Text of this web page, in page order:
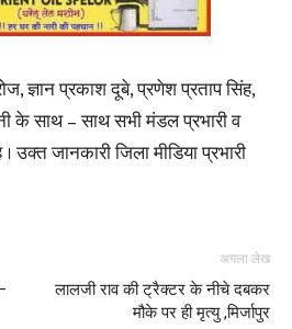
ज्ञान प्रकाश दूबे, प्रणेश प्रताप सिंह,
के साथ – साथ सभी मंडल प्रभारी व
जानकारी जिला मीडिया प्रभारी
अगला लेख
लालजी राव की ट्रैक्टर के नीचे दबकर
मौके पर ही मृत्यु ,मिर्जापुर